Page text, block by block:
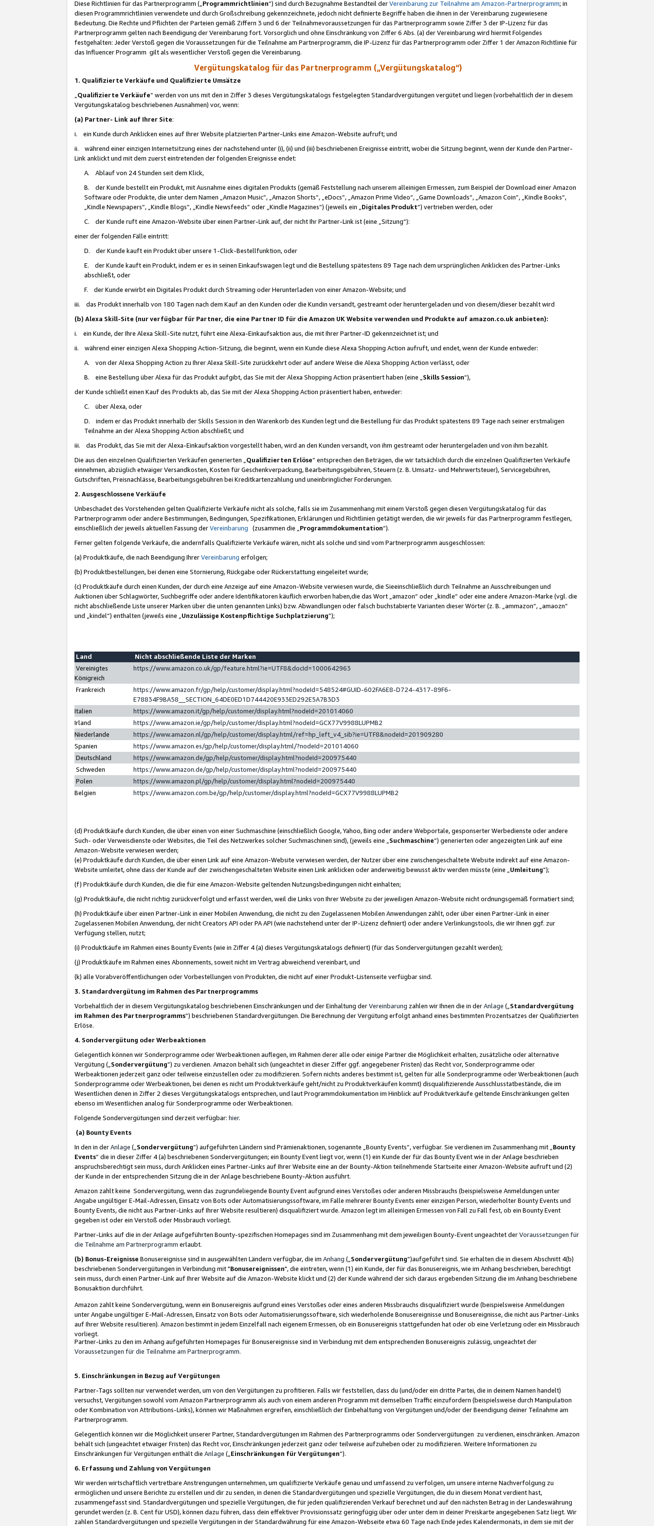
Diese Richtlinien für das Partnerprogramm („Programmrichtlinien“) sind durch Bezugnahme Bestandteil derVereinbarung zur Teilnahme am Amazon-Partnerprogramm; in
diesen Programmrichtlinien verwendete und durch Großschreibung gekennzeichnete, jedoch nicht definierte Begriffe haben die ihnen in der Vereinbarung zugewiesene
Bedeutung. Die Rechte und Pflichten der Parteien gemäß Ziffern 3 und 6 der Teilnahmevoraussetzungen für das Partnerprogramm sowie Ziffer 3 der IP-Lizenz für das
Partnerprogramm gelten nach Beendigung der Vereinbarung fort. Vorsorglich und ohne Einschränkung von Ziffer 6 Abs. (a) der Vereinbarung wird hiermit Folgendes
festgehalten: Jeder Verstoß gegen die Voraussetzungen für die Teilnahme am Partnerprogramm, die IP-Lizenz für das Partnerprogramm oder Ziffer 1 der Amazon Richtlinie für
das Influencer Programm gilt als wesentlicher Verstoß gegen die Vereinbarung.
Vergütungskatalog für das Partnerprogramm („Vergütungskatalog“)
1. Qualifizierte Verkäufe und Qualifizierte Umsätze
Qualifizierte Verkäufe“ werden von uns mit den in Ziffer 3 dieses Vergütungskatalogs festgelegten Standardvergütungen vergütet und liegen (vorbehaltlich der in diesem
Vergütungskatalog beschriebenen Ausnahmen) vor, wenn:
(a) Partner- Link auf Ihrer Site:
i. ein Kunde durch Anklicken eines auf Ihrer Website platzierten Partner-Links eine Amazon-Website aufruft; und
ii. während einer einzigen Internetsitzung eines der nachstehend unter (i), (ii) und (iii) beschriebenen Ereignisse eintritt, wobei die Sitzung beginnt, wenn der Kunde den Partner-
Link anklickt und mit dem zuerst eintretenden der folgenden Ereignisse endet:
A. Ablauf von 24 Stunden seit dem Klick,
B. der Kunde bestellt ein Produkt, mit Ausnahme eines digitalen Produkts (gemäß Feststellung nach unserem alleinigen Ermessen, zum Beispiel der Download einer Amazon
Software oder Produkte, die unter dem Namen „Amazon Music“, „Amazon Shorts“, „eDocs“, „Amazon Prime Video“, „Game Downloads“, „Amazon Coin“, „Kindle Books“,
„Kindle Newspapers“, „Kindle Blogs“, „Kindle Newsfeeds“ oder „Kindle Magazines“) (jeweils ein „ Digitales Produkt“) vertrieben werden, oder
C. der Kunde ruft eine Amazon-Website über einen Partner-Link auf, der nicht Ihr Partner-Link ist (eine „Sitzung“):
einer der folgenden Fälle eintritt:
D. der Kunde kauft ein Produkt über unsere 1-Click-Bestellfunktion, oder
E. der Kunde kauft ein Produkt, indem er es in seinen Einkaufswagen legt und die Bestellung spätestens 89 Tage nach dem ursprünglichen Anklicken des Partner-Links
abschließt, oder
F. der Kunde erwirbt ein Digitales Produkt durch Streaming oder Herunterladen von einer Amazon-Website; und
iii. das Produkt innerhalb von 180 Tagen nach dem Kauf an den Kunden oder die Kundin versandt, gestreamt oder heruntergeladen und von diesem/dieser bezahlt wird
(b) Alexa Skill-Site (nur verfügbar für Partner, die eine Partner ID für die Amazon UK Website verwenden und Produkte auf amazon.co.uk anbieten):
i. ein Kunde, der Ihre Alexa Skill-Site nutzt, führt eine Alexa-Einkaufsaktion aus, die mit Ihrer Partner-ID gekennzeichnet ist; und
ii. während einer einzigen Alexa Shopping Action-Sitzung, die beginnt, wenn ein Kunde diese Alexa Shopping Action aufruft, und endet, wenn der Kunde entweder:
A. von der Alexa Shopping Action zu Ihrer Alexa Skill-Site zurückkehrt oder auf andere Weise die Alexa Shopping Action verlässt, oder
B. eine Bestellung über Alexa für das Produkt aufgibt, das Sie mit der Alexa Shopping Action präsentiert haben (eine „ Skills Session“),
der Kunde schließt einen Kauf des Produkts ab, das Sie mit der Alexa Shopping Action präsentiert haben, entweder:
C. über Alexa, oder
D. indem er das Produkt innerhalb der Skills Session in den Warenkorb des Kunden legt und die Bestellung für das Produkt spätestens 89 Tage nach seiner erstmaligen
Teilnahme an der Alexa Shopping Action abschließt; und
iii. das Produkt, das Sie mit der Alexa-Einkaufsaktion vorgestellt haben, wird an den Kunden versandt, von ihm gestreamt oder heruntergeladen und von ihm bezahlt.
Die aus den einzelnen Qualifizierten Verkäufen generierten „ Qualifizierten Erlöse“ entsprechen den Beträgen, die wir tatsächlich durch die einzelnen Qualifizierten Verkäufe
einnehmen, abzüglich etwaiger Versandkosten, Kosten für Geschenkverpackung, Bearbeitungsgebühren, Steuern (z. B. Umsatz- und Mehrwertsteuer), Servicegebühren,
Gutschriften, Preisnachlässe, Bearbeitungsgebühren bei Kreditkartenzahlung und uneinbringlicher Forderungen.
2. Ausgeschlossene Verkäufe
Unbeschadet des Vorstehenden gelten Qualifizierte Verkäufe nicht als solche, falls sie im Zusammenhang mit einem Verstoß gegen diesen Vergütungskatalog für das
Partnerprogramm oder andere Bestimmungen, Bedingungen, Spezifikationen, Erklärungen und Richtlinien getätigt werden, die wir jeweils für das Partnerprogramm festlegen,
einschließlich der jeweils aktuellen Fassung derVereinbarung (zusammen die „ Programmdokumentation“).
Ferner gelten folgende Verkäufe, die andernfalls Qualifizierte Verkäufe wären, nicht als solche und sind vom Partnerprogramm ausgeschlossen:
(a) Produktkäufe, die nach Beendigung IhrerVereinbarung erfolgen;
(b) Produktbestellungen, bei denen eine Stornierung, Rückgabe oder Rückerstattung eingeleitet wurde;
(c) Produktkäufe durch einen Kunden, der durch eine Anzeige auf eine Amazon-Website verwiesen wurde, die Sieeinschließlich durch Teilnahme an Ausschreibungen und
Auktionen über Schlagwörter, Suchbegriffe oder andere Identifikatoren käuflich erworben haben,die das Wort „amazon“ oder „kindle“ oder eine andere Amazon-Marke (vgl. die
nicht abschließende Liste unserer Marken über die unten genannten Links) bzw. Abwandlungen oder falsch buchstabierte Varianten dieser Wörter (z. B. „ammazon“, „amaozn“
und „kindel“) enthalten (jeweils eine „ Unzulässige Kostenpflichtige Suchplatzierung”);
Land
Nicht abschließende Liste der Marken
Vereinigtes
Königreich
https://www.amazon.co.uk/gp/feature.html?ie=UTF8&docId=1000642963
Frankreich
https://www.amazon.fr/gp/help/customer/display.html?nodeId=548524#GUID-602FA6E8-D724-4317-89F6-
E78834F9BA58__SECTION_64DE0ED1D744420E933ED292E5A7B3D3
Italien
https://www.amazon.it/gp/help/customer/display.html?nodeId=201014060
Irland
https://www.amazon.ie/gp/help/customer/display.html?nodeId=GCX77V9988LUPMB2
Niederlande
https://www.amazon.nl/gp/help/customer/display.html/ref=hp_left_v4_sib?ie=UTF8&nodeId=201909280
Spanien
https://www.amazon.es/gp/help/customer/display.html/?nodeId=201014060
Deutschland
https://www.amazon.de/gp/help/customer/display.html?nodeId=200975440
Schweden
https://www.amazon.de/gp/help/customer/display.html?nodeId=200975440
Polen
https://www.amazon.pl/gp/help/customer/display.html?nodeId=200975440
Belgien
https://www.amazon.com.be/gp/help/customer/display.html?nodeId=GCX77V9988LUPMB2
(d) Produktkäufe durch Kunden, die über einen von einer Suchmaschine (einschließlich Google, Yahoo, Bing oder andere Webportale, gesponserter Werbedienste oder andere
Such- oder Verweisdienste oder Websites, die Teil des Netzwerkes solcher Suchmaschinen sind), (jeweils eine „ Suchmaschine“) generierten oder angezeigten Link auf eine
Amazon-Website verwiesen werden;
(e) Produktkäufe durch Kunden, die über einen Link auf eine Amazon-Website verwiesen werden, der Nutzer über eine zwischengeschaltete Website indirekt auf eine Amazon-
Website umleitet, ohne dass der Kunde auf der zwischengeschalteten Website einen Link anklicken oder anderweitig bewusst aktiv werden müsste (eine „ Umleitung“);
(f) Produktkäufe durch Kunden, die die für eine Amazon-Website geltenden Nutzungsbedingungen nicht einhalten;
(g) Produktkäufe, die nicht richtig zurückverfolgt und erfasst werden, weil die Links von Ihrer Website zu der jeweiligen Amazon-Website nicht ordnungsgemäß formatiert sind;
(h) Produktkäufe über einen Partner-Link in einer Mobilen Anwendung, die nicht zu den Zugelassenen Mobilen Anwendungen zählt, oder über einen Partner-Link in einer
Zugelassenen Mobilen Anwendung, der nicht Creators API oder PA API (wie nachstehend unter der IP-Lizenz definiert) oder andere Verlinkungstools, die wir Ihnen ggf. zur
Verfügung stellen, nutzt;
(i) Produktkäufe im Rahmen eines Bounty Events (wie in Ziffer 4 (a) dieses Vergütungskatalogs definiert) (für das Sondervergütungen gezahlt werden);
(j) Produktkäufe im Rahmen eines Abonnements, soweit nicht im Vertrag abweichend vereinbart, und
(k) alle Vorabveröffentlichungen oder Vorbestellungen von Produkten, die nicht auf einer Produkt-Listenseite verfügbar sind.
3. Standardvergütung im Rahmen des Partnerprogramms
Vorbehaltlich der in diesem Vergütungskatalog beschriebenen Einschränkungen und der Einhaltung derVereinbarung zahlen wir Ihnen die in derAnlage („ Standardvergütung
im Rahmen des Partnerprogramms“) beschriebenen Standardvergütungen. Die Berechnung der Vergütung erfolgt anhand eines bestimmten Prozentsatzes der Qualifizierten
Erlöse.
4. Sondervergütung oder Werbeaktionen
Gelegentlich können wir Sonderprogramme oder Werbeaktionen auflegen, im Rahmen derer alle oder einige Partner die Möglichkeit erhalten, zusätzliche oder alternative
Vergütung („ Sondervergütung”) zu verdienen. Amazon behält sich (ungeachtet in dieser Ziffer ggf. angegebener Fristen) das Recht vor, Sonderprogramme oder
Werbeaktionen jederzeit ganz oder teilweise einzustellen oder zu modifizieren. Sofern nichts anderes bestimmt ist, gelten für alle Sonderprogramme oder Werbeaktionen (auch
Sonderprogramme oder Werbeaktionen, bei denen es nicht um Produktverkäufe geht/nicht zu Produktverkäufen kommt) disqualifizierende Ausschlusstatbestände, die im
Wesentlichen denen in Ziffer 2 dieses Vergütungskatalogs entsprechen, und laut Programmdokumentation im Hinblick auf Produktverkäufe geltende Einschränkungen gelten
ebenso im Wesentlichen analog für Sonderprogramme oder Werbeaktionen.
Folgende Sondervergütungen sind derzeit verfügbar: hier.
(a) Bounty Events
In den in derAnlage („ Sondervergütung“) aufgeführten Ländern sind Prämienaktionen, sogenannte „Bounty Events“, verfügbar. Sie verdienen im Zusammenhang mit „ Bounty
Events“ die in dieser Ziffer 4 (a) beschriebenen Sondervergütungen; ein Bounty Event liegt vor, wenn (1) ein Kunde der für das Bounty Event wie in der Anlage beschrieben
anspruchsberechtigt sein muss, durch Anklicken eines Partner-Links auf Ihrer Website eine an der Bounty-Aktion teilnehmende Startseite einer Amazon-Website aufruft und (2)
der Kunde in der entsprechenden Sitzung die in der Anlage beschriebene Bounty-Aktion ausführt.
Amazon zahlt keine Sondervergütung, wenn das zugrundeliegende Bounty Event aufgrund eines Verstoßes oder anderen Missbrauchs (beispielsweise Anmeldungen unter
Angabe ungültiger E-Mail-Adressen, Einsatz von Bots oder Automatisierungssoftware, im Falle mehrerer Bounty Events einer einzigen Person, wiederholter Bounty Events und
Bounty Events, die nicht aus Partner-Links auf Ihrer Website resultieren) disqualifiziert wurde. Amazon legt im alleinigen Ermessen von Fall zu Fall fest, ob ein Bounty Event
gegeben ist oder ein Verstoß oder Missbrauch vorliegt.
Partner-Links auf die in der Anlage aufgeführten Bounty-spezifischen Homepages sind im Zusammenhang mit dem jeweiligen Bounty-Event ungeachtet derVoraussetzungen für
die Teilnahme am Partnerprogramm erlaubt.
(b) Bonus-Ereignisse Bonusereignisse sind in ausgewählten Ländern verfügbar, die im Anhang („ Sondervergütung“)aufgeführt sind. Sie erhalten die in diesem Abschnitt 4(b)
beschriebenen Sondervergütungen in Verbindung mit "Bonusereignissen", die eintreten, wenn (1) ein Kunde, der für das Bonusereignis, wie im Anhang beschrieben, berechtigt
sein muss, durch einen Partner-Link auf Ihrer Website auf die Amazon-Website klickt und (2) der Kunde während der sich daraus ergebenden Sitzung die im Anhang beschriebene
Bonusaktion durchführt.
Amazon zahlt keine Sondervergütung, wenn ein Bonusereignis aufgrund eines Verstoßes oder eines anderen Missbrauchs disqualifiziert wurde (beispielsweise Anmeldungen
unter Angabe ungültiger E-Mail-Adressen, Einsatz von Bots oder Automatisierungssoftware, sich wiederholende Bonusereignisse und Bonusereignisse, die nicht aus Partner-Links
auf Ihrer Website resultieren). Amazon bestimmt in jedem Einzelfall nach eigenem Ermessen, ob ein Bonusereignis stattgefunden hat oder ob eine Verletzung oder ein Missbrauch
vorliegt.
Partner-Links zu den im Anhang aufgeführten Homepages für Bonusereignisse sind in Verbindung mit dem entsprechenden Bonusereignis zulässig, ungeachtet der
Voraussetzungen für die Teilnahme am Partnerprogramm.
5. Einschränkungen in Bezug auf Vergütungen
Partner-Tags sollten nur verwendet werden, um von den Vergütungen zu profitieren. Falls wir feststellen, dass du (und/oder ein dritte Partei, die in deinem Namen handelt)
versuchst, Vergütungen sowohl vom Amazon Partnerprogramm als auch von einem anderen Programm mit demselben Traffic einzufordern (beispielsweise durch Manipulation
oder Kombination von Attributions-Links), können wir Maßnahmen ergreifen, einschließlich der Einbehaltung von Vergütungen und/oder der Beendigung deiner Teilnahme am
Partnerprogramm.
Gelegentlich können wir die Möglichkeit unserer Partner, Standardvergütungen im Rahmen des Partnerprogramms oder Sondervergütungen zu verdienen, einschränken. Amazon
behält sich (ungeachtet etwaiger Fristen) das Recht vor, Einschränkungen jederzeit ganz oder teilweise aufzuheben oder zu modifizieren. Weitere Informationen zu
Einschränkungen für Vergütungen enthält die Anlage („ Einschränkungen für Vergütungen“).
6. Erfassung und Zahlung von Vergütungen
Wir werden wirtschaftlich vertretbare Anstrengungen unternehmen, um qualifizierte Verkäufe genau und umfassend zu verfolgen, um unsere interne Nachverfolgung zu
ermöglichen und unsere Berichte zu erstellen und dir zu senden, in denen die Standardvergütungen und spezielle Vergütungen, die du in diesem Monat verdient hast,
zusammengefasst sind. Standardvergütungen und spezielle Vergütungen, die für jeden qualifizierenden Verkauf berechnet und auf den nächsten Betrag in der Landeswährung
gerundet werden (z. B. Cent für USD), können dazu führen, dass dein effektiver Provisionssatz geringfügig über oder unter dem in deiner Preiskarte angegebenen Satz liegt. Wir
zahlen Standardvergütungen und spezielle Vergütungen in der Standardwährung für eine Amazon-Webseite etwa 60 Tage nach Ende jedes Kalendermonats, in dem sie mit der